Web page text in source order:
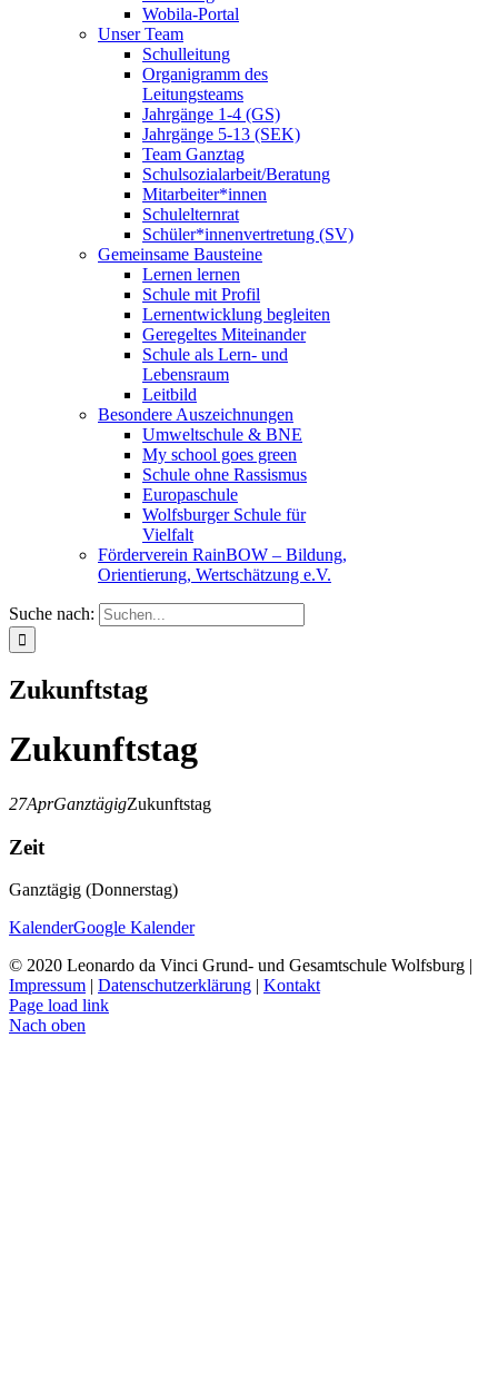
Wobila-Portal
Unser Team
Schulleitung
Organigramm des
Leitungsteams
Jahrgänge 1-4 (GS)
Jahrgänge 5-13 (SEK)
Team Ganztag
Schulsozialarbeit/Beratung
Mitarbeiter*innen
Schulelternrat
Schüler*innenvertretung (SV)
Gemeinsame Bausteine
Lernen lernen
Schule mit Profil
Lernentwicklung begleiten
Geregeltes Miteinander
Schule als Lern- und
Lebensraum
Leitbild
Besondere Auszeichnungen
Umweltschule & BNE
My school goes green
Schule ohne Rassismus
Europaschule
Wolfsburger Schule für
Vielfalt
Förderverein RainBOW – Bildung,
Orientierung, Wertschätzung e.V.
Suche nach:
Zukunftstag
Zukunftstag
27AprGanztägigZukunftstag
Zeit
Ganztägig (Donnerstag)
KalenderGoogle Kalender
© 2020 Leonardo da Vinci Grund- und Gesamtschule Wolfsburg |
Impressum | Datenschutzerklärung | Kontakt
Page load link
Nach oben